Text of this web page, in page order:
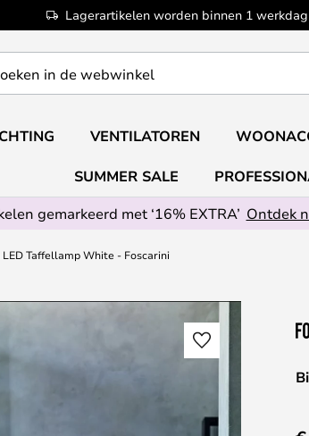
Lagerartikelen worden binnen 1
VENTILATOREN
SUMMER SALE
gemarkeerd met ‘16% EXTRA’ Ontdek
Taffellamp White - Foscarini